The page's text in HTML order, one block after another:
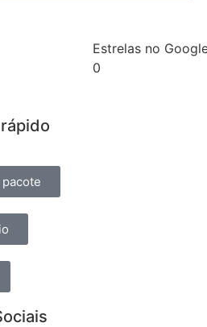
Estrelas no
0